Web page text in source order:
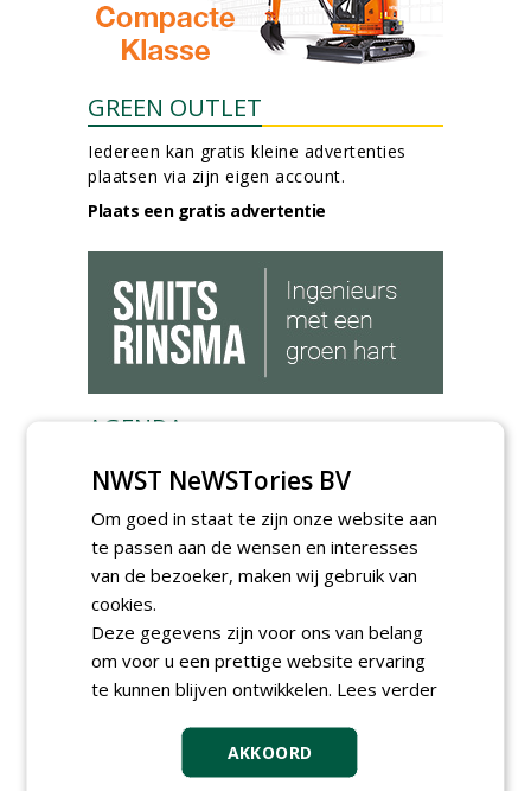
GREEN OUTLET
Iedereen kan gratis kleine advertenties
plaatsen via zijn eigen account.
Plaats een gratis advertentie
AGENDA
Roadshow over
GreentoColour en Heem in
Swalmen
woensdag 12 augustus 2026
Vakdag 'All About Annuals'
zet eenjarige planten
donderdag 27 augustus 2026
Openbare Ruimte Congres
2026: integrale keuzes
centraal in Zaanstad
donderdag 3 september 2026
Lunchwebinar: zo voorkom je
dat natuurinclusieve
NWST NeWSTories BV
Om goed in staat te zijn onze website aan
te passen aan de wensen en interesses
van de bezoeker, maken wij gebruik van
cookies.
Deze gegevens zijn voor ons van belang
om voor u een prettige website ervaring
te kunnen blijven ontwikkelen. Lees verder
AKKOORD